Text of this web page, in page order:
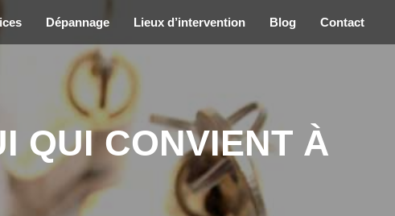
Dépannage Lieux d’intervention Blog Contact
QUI CONVIENT À